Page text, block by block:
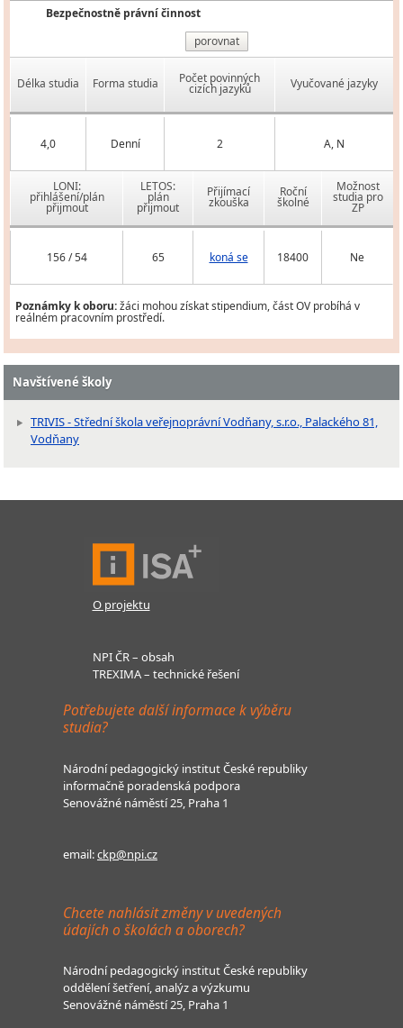
Bezpečnostně právní činnost
porovnat
Délka studia Forma studia Počet povinných
cizích jazyků Vyučované jazyky
4,0 Denní 2 A, N
LONI:
přihlášení/plán
přijmout
LETOS:
plán
přijmout
Přijímací
zkouška
Roční
školné
Možnost
studia pro
ZP
156 / 54 65 koná se 18400 Ne
Poznámky k oboru:žáci mohou získat stipendium, část OV probíhá v
reálném pracovním prostředí.
Navštívené školy
TRIVIS - Střední škola veřejnoprávní Vodňany, s.r.o., Palackého 81,
Vodňany
O projektu
NPI ČR – obsah
TREXIMA – technické řešení
Potřebujete další informace k výběru
studia?
Národní pedagogický institut České republiky
informačně poradenská podpora
Senovážné náměstí 25, Praha 1
email:ckp@npi.cz
Chcete nahlásit změny v uvedených
údajích o školách a oborech?
Národní pedagogický institut České republiky
oddělení šetření, analýz a výzkumu
Senovážné náměstí 25, Praha 1